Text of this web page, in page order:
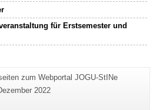
für Erstsemester und
Zusätzliche
Informationen
zum Webportal JOGU-StINe
2022